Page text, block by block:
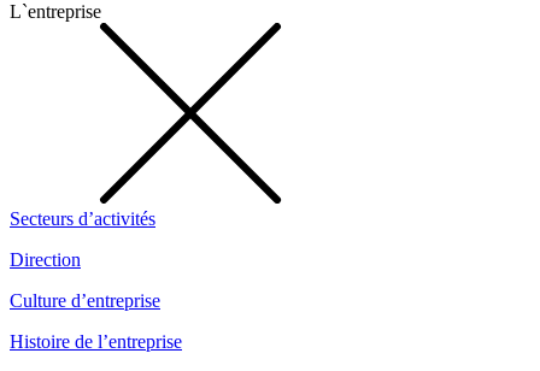
L`entreprise
Secteurs d’activités
Direction
Culture d’entreprise
Histoire de l’entreprise